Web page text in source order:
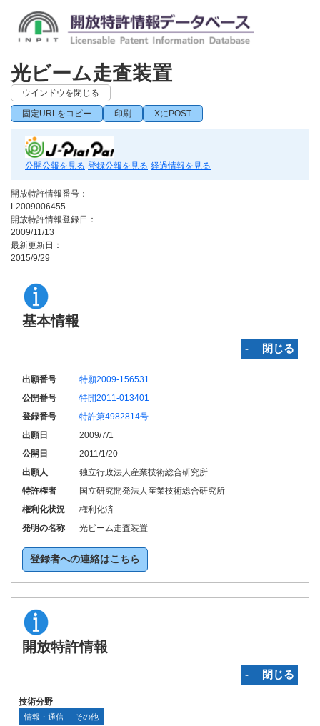
光ビーム走査装置
ウインドウを閉じる
固定URLをコピー 印刷 XにPOST
公開公報を見る 登録公報を見る 経過情報を見る
開放特許情報番号：
L2009006455
開放特許情報登録日：
2009/11/13
最新更新日：
2015/9/29
基本情報
‐ 閉じる
出願番号
特願2009-156531
公開番号
特開2011-013401
登録番号
特許第4982814号
出願日
2009/7/1
公開日
2011/1/20
出願人
独立行政法人産業技術総合研究所
特許権者
国立研究開発法人産業技術総合研究所
権利化状況
権利化済
発明の名称
光ビーム走査装置
登録者への連絡はこちら
開放特許情報
‐ 閉じる
技術分野
情報・通信 その他